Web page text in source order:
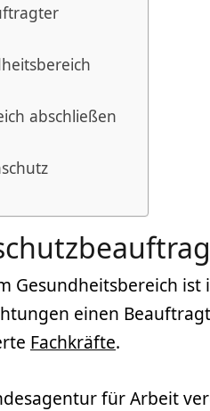
abschließen
ist
einen
Fachkräfte.
für Arbeit